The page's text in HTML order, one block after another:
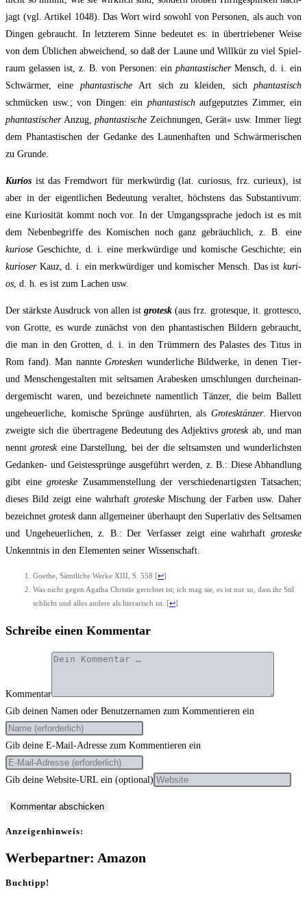
jagt (vgl. Arti­kel 1048). Das Wort wird sowohl von Per­so­nen, als auch von
Din­gen gebraucht. In letz­te­rem Sin­ne bedeu­tet es: in über­trie­be­ner Wei­se
von dem Übli­chen abwei­chend, so daß der Lau­ne und Will­kür zu viel Spiel­
raum gelas­sen ist, z. B. von Per­so­nen: ein phan­tas­ti­scher Mensch, d. i. ein
Schwär­mer, eine phan­tas­ti­scheArt sich zu klei­den, sich phan­tas­tisch
schmü­cken usw.; von Din­gen: ein phan­tas­tischauf­ge­putz­tes Zim­mer, ein
phan­tas­ti­scherAnzug,phan­tas­ti­sche Zeich­nun­gen, Gerät« usw. Immer liegt
dem Phan­tas­ti­schen der Gedan­ke des Lau­nen­haf­ten und Schwär­me­ri­schen
zu Grunde.
Kuri­os ist das Fremd­wort für merk­wür­dig (lat. curio­sus, frz. curieux), ist
aber in der eigent­li­chen Bedeu­tung ver­al­tet, höchs­tens das Sub­stan­ti­vum:
eine Kurio­si­tät kommt noch vor. In der Umgangs­spra­che jedoch ist es mit
dem Neben­be­grif­fe des Komi­schen noch ganz gebräuch­lich, z. B. eine
kurio­se Geschich­te, d. i. eine merk­wür­di­ge und komi­sche Geschich­te; ein
kurio­serKauz, d. i. ein merk­wür­di­ger und komi­scher Mensch. Das ist kuri­
os, d. h. es ist zum Lachen usw.
Der stärks­te Aus­druck von allen istgro­tesk (aus frz. gro­tes­que, it. grot­tes­co,
von Grot­te, es wur­de zunächst von den phan­tas­ti­schen Bil­dern gebraucht,
die man in den Grot­ten, d. i. in den Trüm­mern des Palas­tes des Titus in
Rom fand). Man nann­teGro­tes­ken wun­der­li­che Bild­wer­ke, in denen Tier-
und Men­schen­ge­stal­ten mit selt­sa­men Ara­bes­ken umschlun­gen durch­ein­an­
der­ge­mischt waren, und bezeich­ne­te nament­lich Tän­zer, die beim Bal­lett
unge­heu­er­li­che, komi­sche Sprün­ge aus­führ­ten, als Gro­tesk­tän­zer. Hier­von
zweig­te sich die über­tra­ge­ne Bedeu­tung des Adjek­tivsgro­teskab, und man
nenntgro­teskeine Dar­stel­lung, bei der die selt­sams­ten und wun­der­lichs­ten
Gedan­ken- und Geis­tes­sprün­ge aus­ge­führt wer­den, z. В.: Die­se Abhand­lung
gibt eine gro­tes­ke Zusammen­stellung der ver­schie­den­ar­tigs­ten Tat­sa­chen;
die­ses Bild zeigt eine wahr­haft gro­tes­keMischung der Far­ben usw. Daher
bezeich­net gro­teskdann all­ge­mei­ner über­haupt den Super­la­tiv des Selt­sa­men
und Unge­heu­er­li­chen, z. В.: Der Ver­fas­ser zeigt eine wahr­haft gro­tes­ke
Unkennt­nis in den Ele­men­ten sei­ner Wissenschaft.
Goe­the, Sämt­li­che Wer­ke XIII, S. 558 [↩]
Was nicht gegen Aga­tha Chris­tie gerich­tet ist; ich mag sie, es ist nur so, dass ihr Stil
schlicht und alles ande­re als lite­ra­risch ist. [↩]
Schreibe einen Kommentar
Kommentar
Gib deinen Namen oder Benutzernamen zum Kommentieren ein
Gib deine E-Mail-Adresse zum Kommentieren ein
Gib deine Website-URL ein (optional)
Anzei­gen­hin­weis:
Werbepartner: Amazon
Buchtipp!